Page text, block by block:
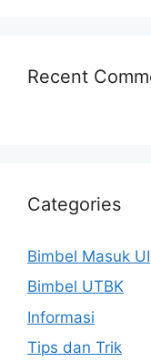
Recent
Categories
Bimbel Masuk UI
Bimbel UTBK
Informasi
Tips dan Trik